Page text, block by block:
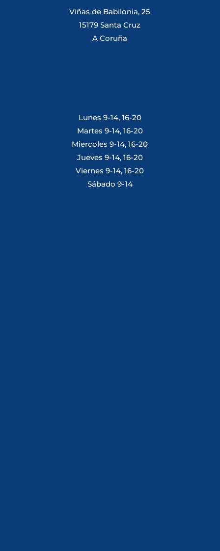
Viñas de Babilonia, 25
15179 Santa Cruz
A Coruña
Lunes 9-14, 16-20
Martes 9-14, 16-20
Miercoles 9-14, 16-20
Jueves 9-14, 16-20
Viernes 9-14, 16-20
Sábado 9-14